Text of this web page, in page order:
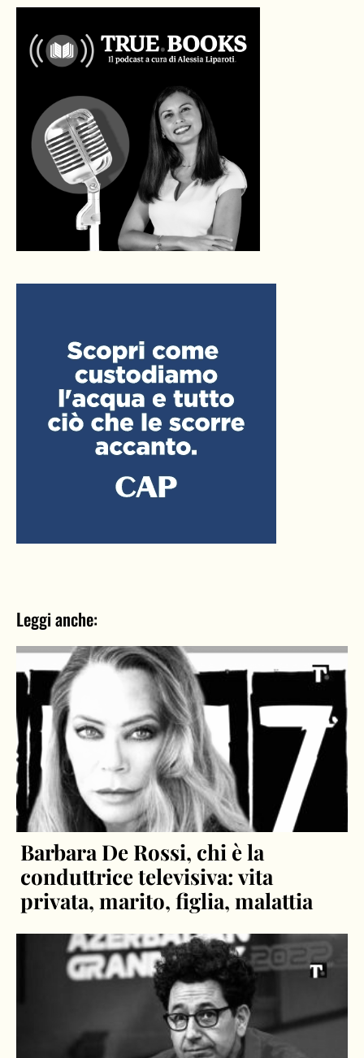
Leggi anche:
Barbara De Rossi, chi è la
conduttrice televisiva: vita
privata, marito, figlia, malattia